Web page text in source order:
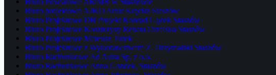
Biuro projektowe AJKO Artur Kręcisz Staszów
Biuro Projektowe DB Projekt Konrad Gądek Staszów
Biuro Projektowe Kosztorysy Renata Orzelska Staszów
Biuro Projektowe Mateusz Turek
Biuro Projektowe z Wykonawstwem Z. Drzymalski Staszów
Biuro Rachunkowe Ad Astra Sp. z o.o.
Biuro Rachunkowe Anna Gozdek, Staszów